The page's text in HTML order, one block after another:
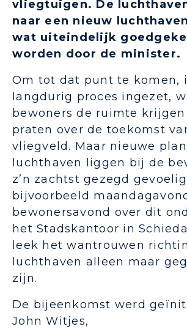
vliegtuigen. De
naar een nieuw
wat uiteindelijk
worden door de minister.
Om tot dat punt te komen,
langdurig proces ingezet,
bewoners de ruimte
praten over de toekomst
vliegveld. Maar nieuwe
luchthaven liggen bij de
z’n zachtst gezegd
bijvoorbeeld
bewonersavond over dit
het Stadskantoor in
leek het wantrouwen
luchthaven alleen maar
zijn.
De bijeenkomst werd
John Witjes,